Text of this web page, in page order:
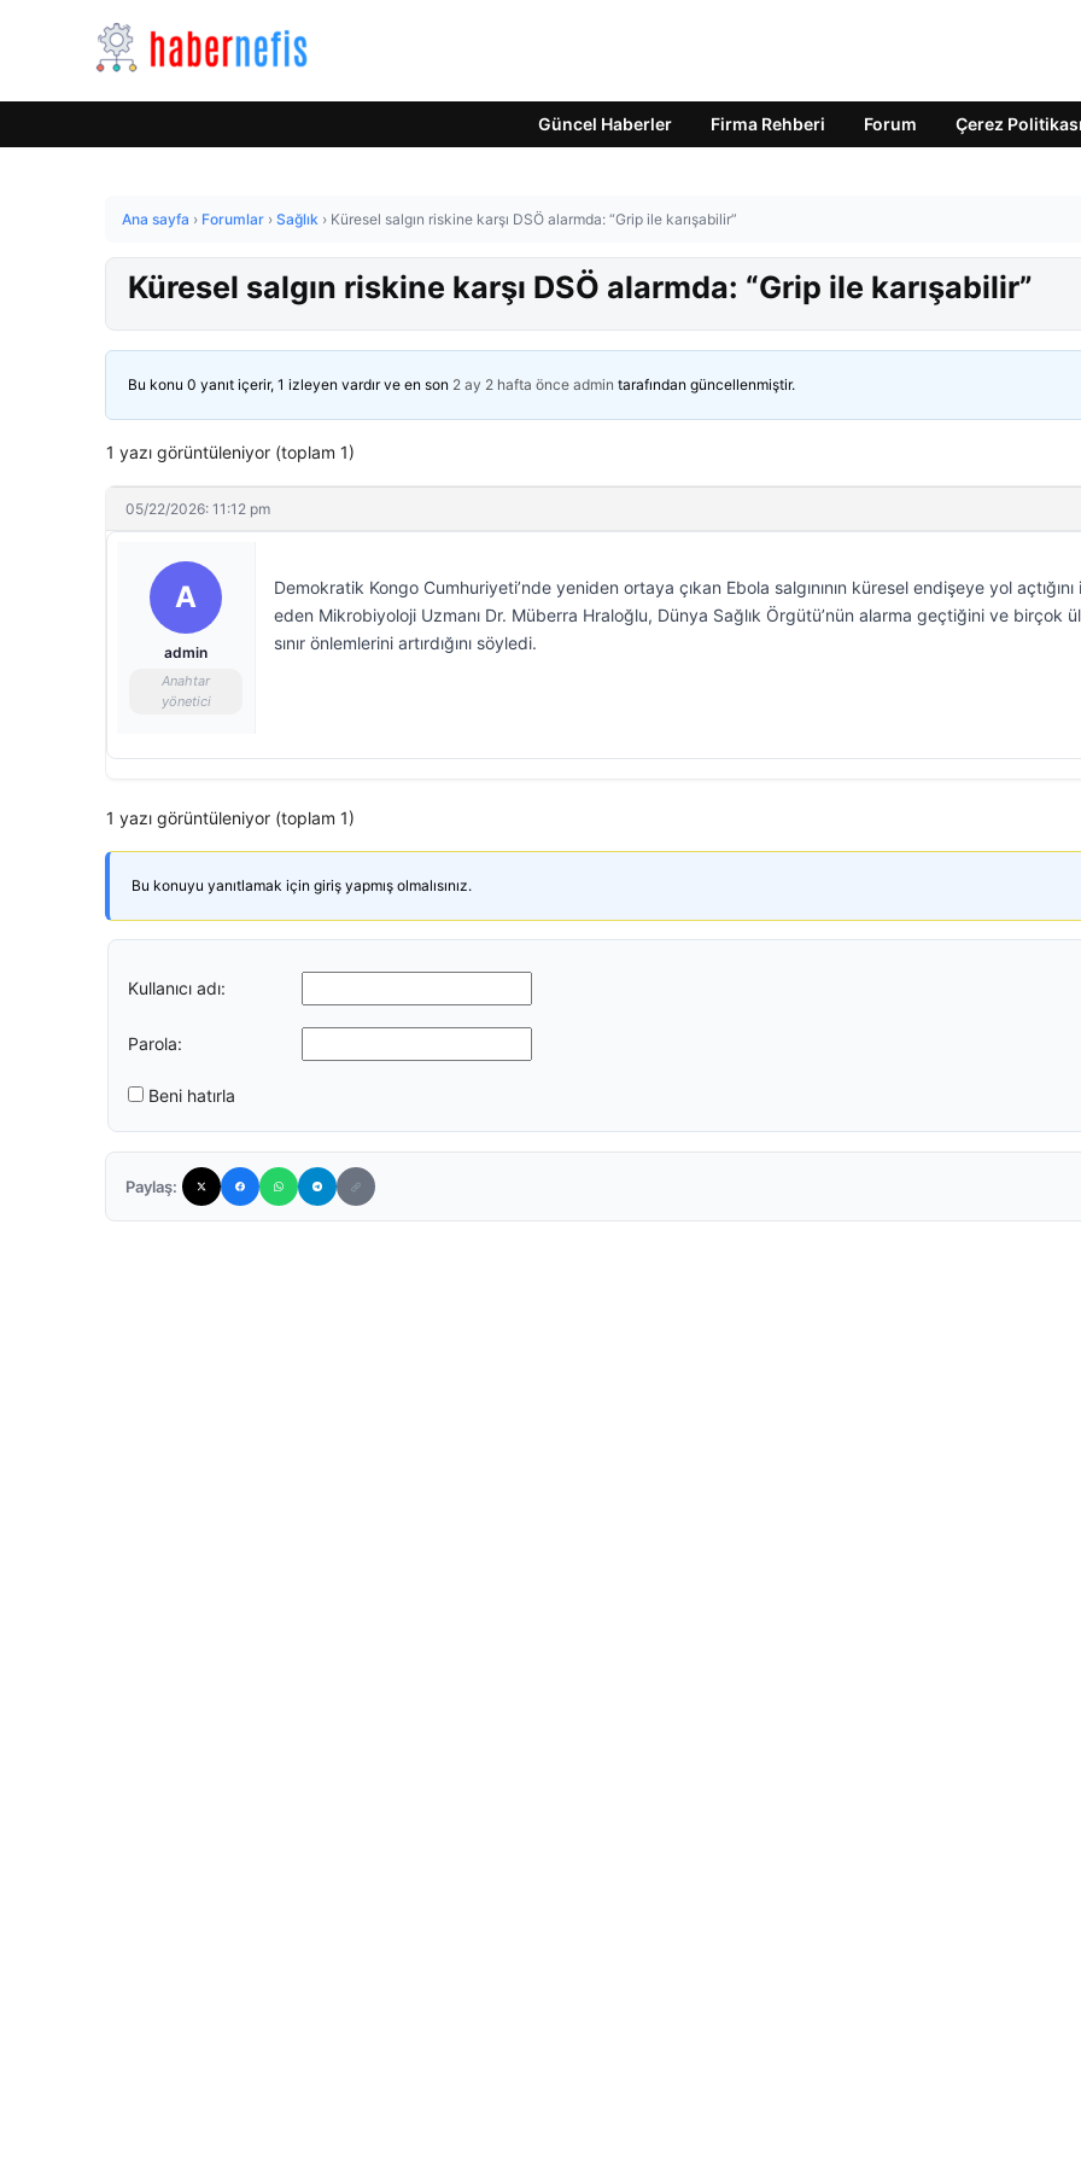
Güncel Haberler Firma Rehberi Forum Çerez Politikası
Ana sayfa › Forumlar › Sağlık › Küresel salgın riskine karşı DSÖ alarmda: “Grip ile karışabilir”
Küresel salgın riskine karşı DSÖ alarmda: “Grip ile karışabilir”
Bu konu 0 yanıt içerir, 1 izleyen vardır ve en son 2 ay 2 hafta önce admin tarafından güncellenmiştir.
1 yazı görüntüleniyor (toplam 1)
05/22/2026: 11:12 pm
A
admin
Anahtar
yönetici
Demokratik Kongo Cumhuriyeti’nde yeniden ortaya çıkan Ebola salgınının küresel endişeye yol
eden Mikrobiyoloji Uzmanı Dr. Müberra Hraloğlu, Dünya Sağlık Örgütü’nün alarma geçtiğini ve birçok
sınır önlemlerini artırdığını söyledi.
1 yazı görüntüleniyor (toplam 1)
Bu konuyu yanıtlamak için giriş yapmış olmalısınız.
Kullanıcı adı:
Parola:
Beni hatırla
Paylaş: